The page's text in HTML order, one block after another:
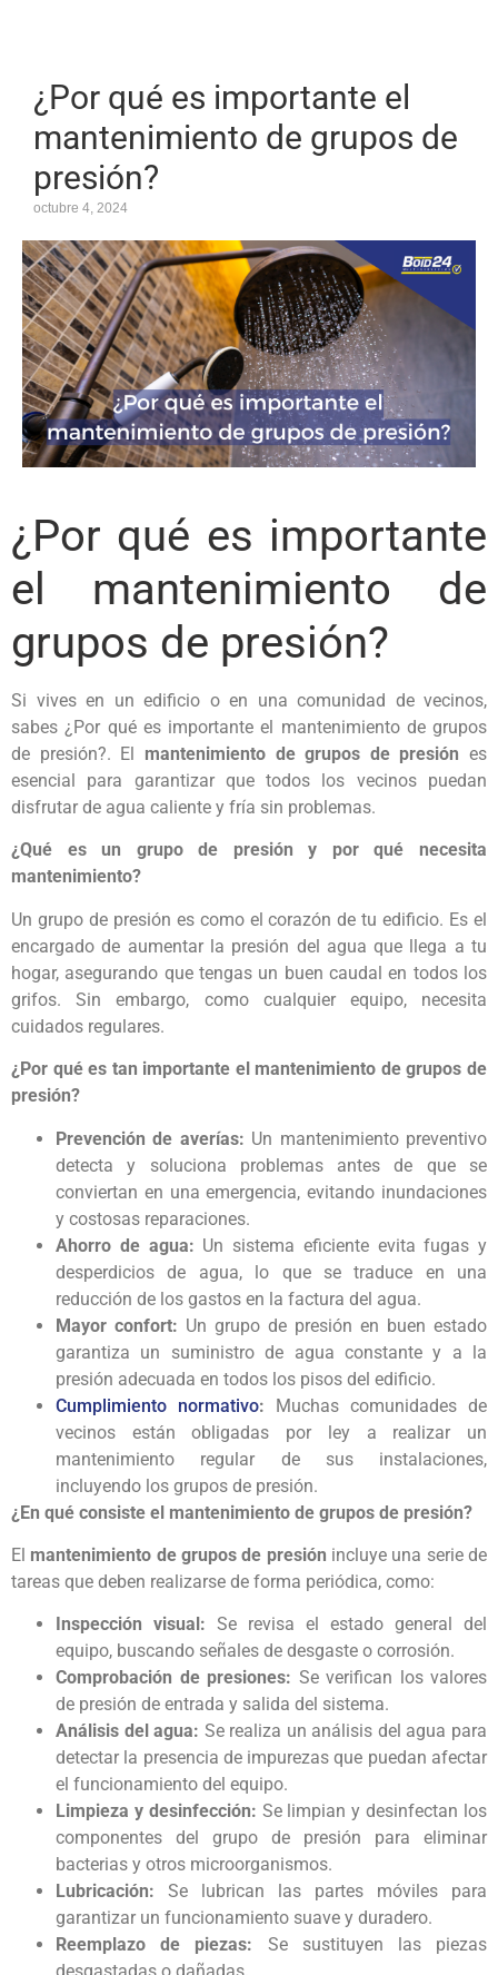
¿Por qué es importante el
mantenimiento de grupos de
presión?
octubre 4, 2024
¿Por qué es importante
el mantenimiento de
grupos de presión?
Si vives en un edificio o en una comunidad de vecinos,
sabes ¿Por qué es importante el mantenimiento de grupos
de presión?. El mantenimiento de grupos de presión es
esencial para garantizar que todos los vecinos puedan
disfrutar de agua caliente y fría sin problemas.
¿Qué es un grupo de presión y por qué necesita
mantenimiento?
Un grupo de presión es como el corazón de tu edificio. Es el
encargado de aumentar la presión del agua que llega a tu
hogar, asegurando que tengas un buen caudal en todos los
grifos. Sin embargo, como cualquier equipo, necesita
cuidados regulares.
¿Por qué es tan importante el mantenimiento de grupos de
presión?
Prevención de averías: Un mantenimiento preventivo
detecta y soluciona problemas antes de que se
conviertan en una emergencia, evitando inundaciones
y costosas reparaciones.
Ahorro de agua: Un sistema eficiente evita fugas y
desperdicios de agua, lo que se traduce en una
reducción de los gastos en la factura del agua.
Mayor confort: Un grupo de presión en buen estado
garantiza un suministro de agua constante y a la
presión adecuada en todos los pisos del edificio.
Cumplimiento normativo: Muchas comunidades de
vecinos están obligadas por ley a realizar un
mantenimiento regular de sus instalaciones,
incluyendo los grupos de presión.
¿En qué consiste el mantenimiento de grupos de presión?
El mantenimiento de grupos de presión incluye una serie de
tareas que deben realizarse de forma periódica, como:
Inspección visual: Se revisa el estado general del
equipo, buscando señales de desgaste o corrosión.
Comprobación de presiones: Se verifican los valores
de presión de entrada y salida del sistema.
Análisis del agua: Se realiza un análisis del agua para
detectar la presencia de impurezas que puedan afectar
el funcionamiento del equipo.
Limpieza y desinfección: Se limpian y desinfectan los
componentes del grupo de presión para eliminar
bacterias y otros microorganismos.
Lubricación: Se lubrican las partes móviles para
garantizar un funcionamiento suave y duradero.
Reemplazo de piezas: Se sustituyen las piezas